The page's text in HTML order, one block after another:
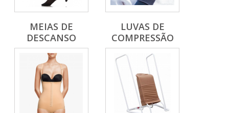
MEIAS DE
DESCANSO
LUVAS DE
COMPRESSÃO